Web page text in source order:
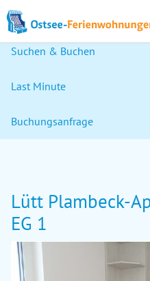
Suchen & Buchen
Last Minute
Buchungsanfrage
Lütt Plambeck-
EG 1